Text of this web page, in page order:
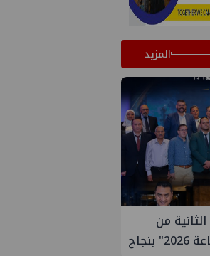
المزيد
إيني تعين مديراً جديد لها في